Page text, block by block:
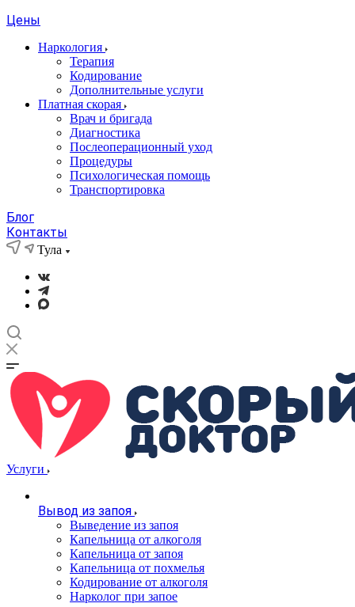
Цены
Наркология
Терапия
Кодирование
Дополнительные услуги
Платная скорая
Врач и бригада
Диагностика
Послеоперационный уход
Процедуры
Психологическая помощь
Транспортировка
Блог
Контакты
Тула
Услуги
Вывод из запоя
Выведение из запоя
Капельница от алкоголя
Капельница от запоя
Капельница от похмелья
Кодирование от алкоголя
Нарколог при запое